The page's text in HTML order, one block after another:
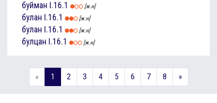
буйман I.16.1 [ж.н]
булан I.16.1 [ж.н]
булан I.16.1 [ж.н]
булцан I.16.1 [ж.н]
« 1 2 3 4 5 6 7 8 »